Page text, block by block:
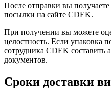
После отправки вы
посылки на сайте CDEK.
При получении вы можете
целостность. Если упаковка
сотрудника CDEK составить
документов.
Сроки доставки